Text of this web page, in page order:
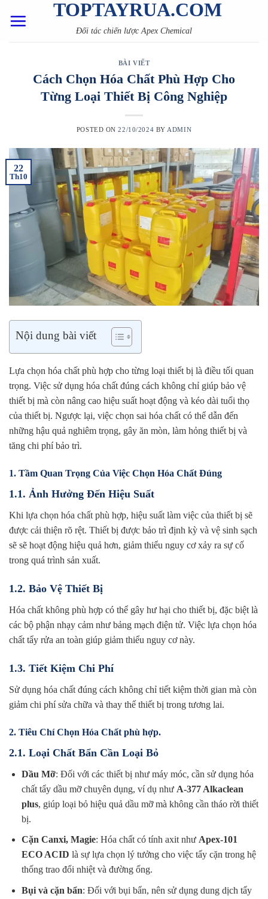
TOPTAYRUA.COM
Đối tác chiến lược Apex Chemical
BÀI VIẾT
Cách Chọn Hóa Chất Phù Hợp Cho
Từng Loại Thiết Bị Công Nghiệp
POSTED ON22/10/2024 BY ADMIN
22
Th10
Nội dung bài viết
Lựa chọn hóa chất phù hợp cho từng loại thiết bị là điều tối quan
trọng. Việc sử dụng hóa chất đúng cách không chỉ giúp bảo vệ
thiết bị mà còn nâng cao hiệu suất hoạt động và kéo dài tuổi thọ
của thiết bị. Ngược lại, việc chọn sai hóa chất có thể dẫn đến
những hậu quả nghiêm trọng, gây ăn mòn, làm hỏng thiết bị và
tăng chi phí bảo trì.
1. Tầm Quan Trọng Của Việc Chọn Hóa Chất Đúng
1.1. Ảnh Hưởng Đến Hiệu Suất
Khi lựa chọn hóa chất phù hợp, hiệu suất làm việc của thiết bị sẽ
được cải thiện rõ rệt. Thiết bị được bảo trì định kỳ và vệ sinh sạch
sẽ sẽ hoạt động hiệu quả hơn, giảm thiểu nguy cơ xảy ra sự cố
trong quá trình sản xuất.
1.2. Bảo Vệ Thiết Bị
Hóa chất không phù hợp có thể gây hư hại cho thiết bị, đặc biệt là
các bộ phận nhạy cảm như bảng mạch điện tử. Việc lựa chọn hóa
chất tẩy rửa an toàn giúp giảm thiểu nguy cơ này.
1.3. Tiết Kiệm Chi Phí
Sử dụng hóa chất đúng cách không chỉ tiết kiệm thời gian mà còn
giảm chi phí sửa chữa và thay thế thiết bị trong tương lai.
2. Tiêu Chí Chọn Hóa Chất phù hợp.
2.1. Loại Chất Bẩn Cần Loại Bỏ
Dầu Mỡ: Đối với các thiết bị như máy móc, cần sử dụng hóa
chất tẩy dầu mỡ chuyên dụng, ví dụ như A-377 Alkaclean
plus, giúp loại bỏ hiệu quả dầu mỡ mà không cần tháo rời thiết
bị.
Cặn Canxi, Magie: Hóa chất có tính axit như Apex-101
ECO ACID là sự lựa chọn lý tưởng cho việc tẩy cặn trong hệ
thống trao đổi nhiệt và đường ống.
Bụi và cặn bẩn: Đối với bụi bẩn, nên sử dụng dung dịch tẩy